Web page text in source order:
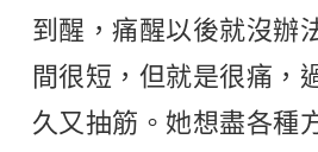
到醒，痛醒以後就沒辦
間很短，但就是很痛，
久又抽筋。她想盡各種